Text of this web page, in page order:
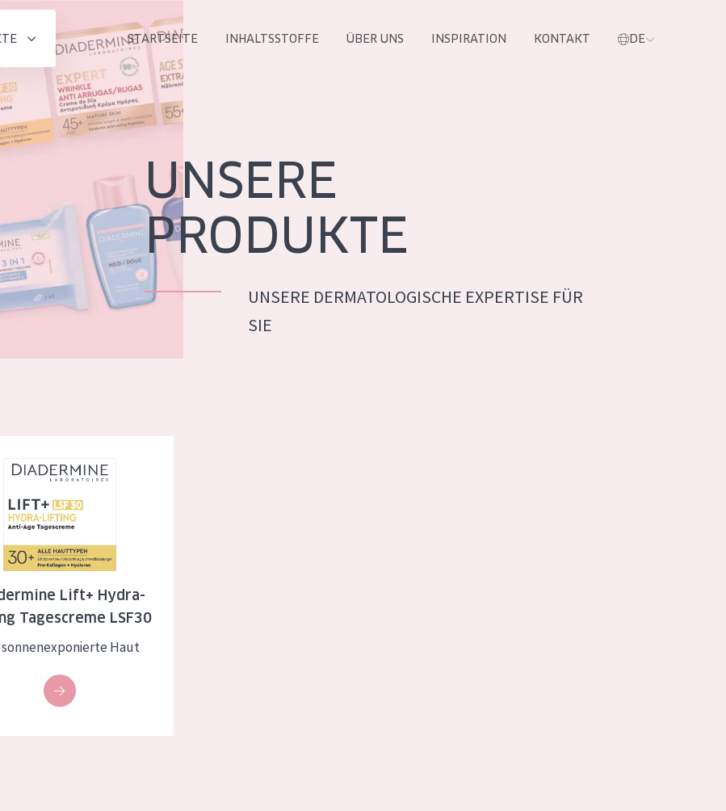
PRODUKTLINIE
Lift+
Expert
ALTER
anzeigen
STARTSEITE INHALTSSTOFFE ÜBER UNS INSPIRATION KONTAKT DE
UNSERE
PRODUKTE
UNSERE DERMATOLOGISCHE EXPERTISE FÜR
SIE
Lift+ Hydra-
Tagescreme LSF30
Haut